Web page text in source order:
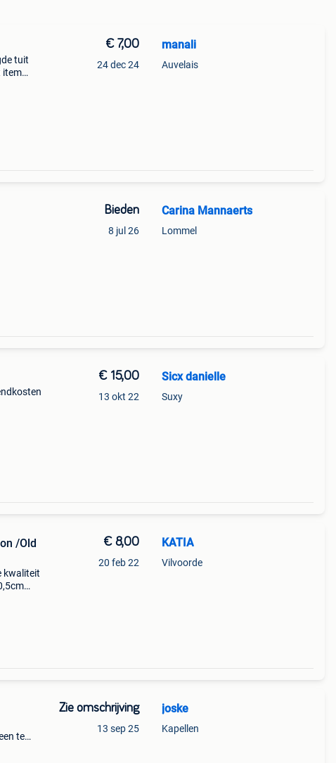
tuit
item
€ 7,00
24 dec 24
manali
Auvelais
Bieden
8 jul 26
Carina Mannaerts
Lommel
€ 15,00
13 okt 22
Sicx danielle
Suxy
/Old
kwaliteit
€ 8,00
20 feb 22
KATIA
Vilvoorde
te
Zie omschrijving
13 sep 25
joske
Kapellen